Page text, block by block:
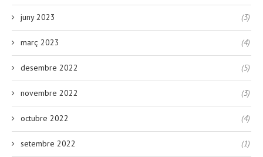
juny 2023 (3)
març 2023 (4)
desembre 2022 (5)
novembre 2022 (3)
octubre 2022 (4)
setembre 2022 (1)